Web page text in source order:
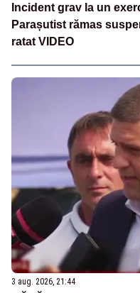
Incident grav la un
Parașutist rămas
ratat VIDEO
3 aug. 2026, 21:44